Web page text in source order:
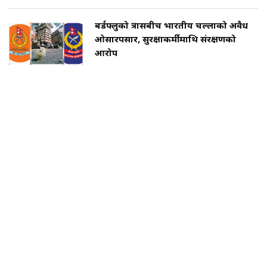
बर्डफ्लुको त्रासबीच भारतीय चल्लाको अवैध
ओसारपसार, सुरक्षाकर्मीमाथि संरक्षणको
आरोप